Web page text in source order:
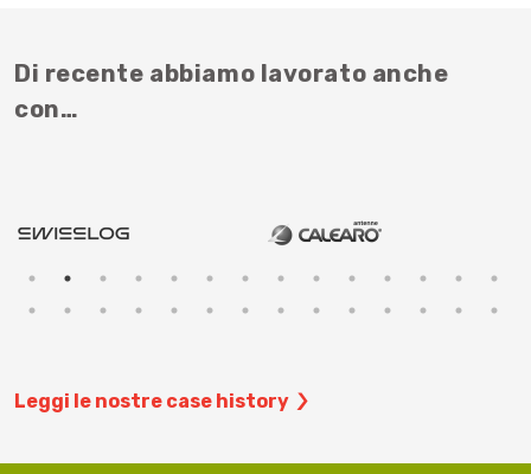
Di recente abbiamo lavorato anche
con…
Leggi le nostre case history